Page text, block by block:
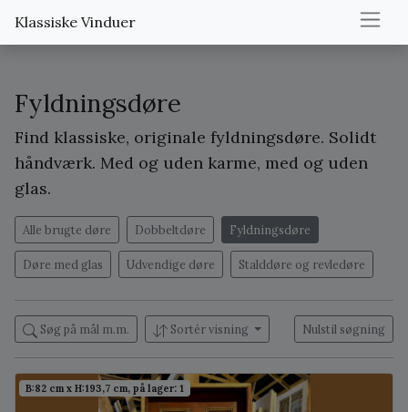
Klassiske Vinduer
Fyldningsdøre
Find klassiske, originale fyldningsdøre. Solidt
håndværk. Med og uden karme, med og uden
glas.
Alle brugte døre Dobbeltdøre Fyldningsdøre
Døre med glas Udvendige døre Stalddøre og revledøre
Søg på mål m.m. Sortér visning Nulstil søgning
B:82 cm x H:193,7 cm, på lager: 1